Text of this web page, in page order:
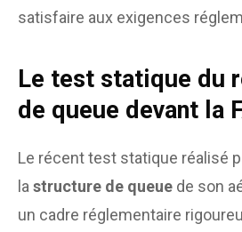
satisfaire aux exigences
Le test statique du
de queue devant la
Le récent test statique réalisé
la structure de queue de son
un cadre réglementaire